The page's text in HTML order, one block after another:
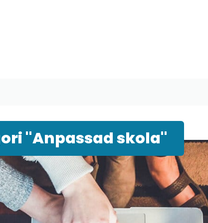
"Anpassad skola"